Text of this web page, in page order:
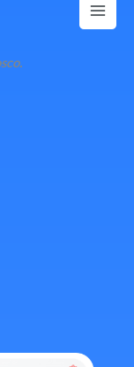
Main